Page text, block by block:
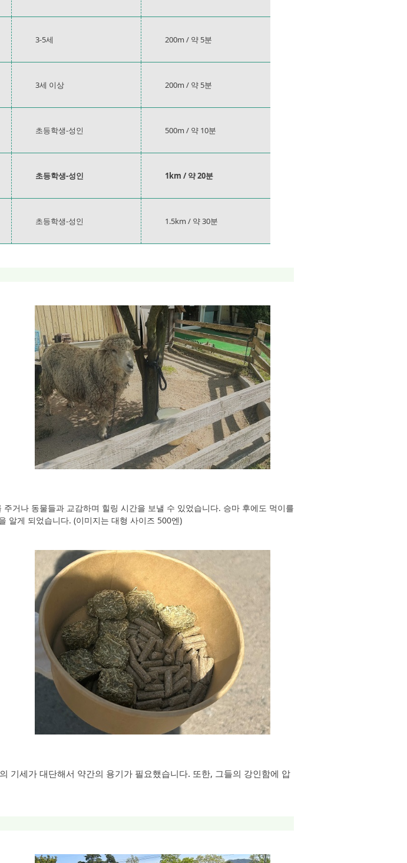
3-5세 200m / 약 5분
3세 이상 200m / 약 5분
초등학생-성인 500m / 약 10분
초등학생-성인 1km / 약 20분
초등학생-성인 1.5km / 약 30분
거나 동물들과 교감하며 힐링 시간을 보낼 수 있었습니다. 승마 후에도 먹이를
알게 되었습니다. (이미지는 대형 사이즈 500엔)
기세가 대단해서 약간의 용기가 필요했습니다. 또한, 그들의 강인함에 압